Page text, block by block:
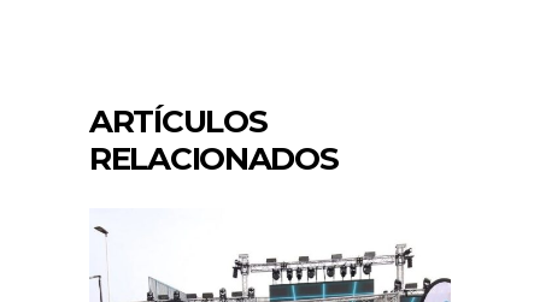
ARTÍCULOS
RELACIONADOS